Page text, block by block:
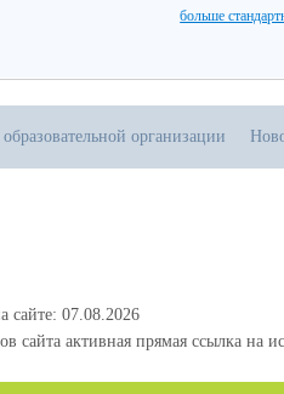
больше
организации
сайте: 07.08.2026
сайта активная прямая ссылка на